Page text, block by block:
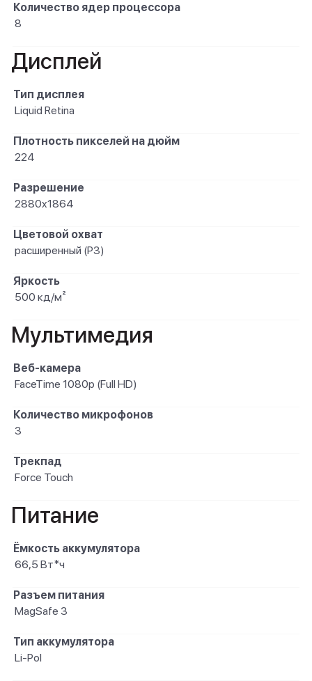
Количество ядер процессора
8
Дисплей
Тип дисплея
Liquid Retina
Плотность пикселей на дюйм
224
Разрешение
2880x1864
Цветовой охват
расширенный (P3)
Яркость
500 кд/м²
Мультимедия
Веб-камера
FaceTime 1080p (Full HD)
Количество микрофонов
3
Трекпад
Force Touch
Питание
Ёмкость аккумулятора
66,5 Вт*ч
Разъем питания
MagSafe 3
Тип аккумулятора
Li-Pol